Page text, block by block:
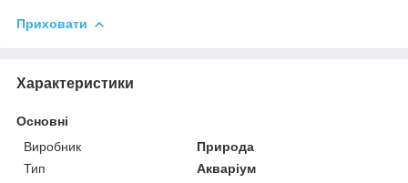
Приховати
Характеристики
Основні
Виробник
Природа
Тип
Акваріум